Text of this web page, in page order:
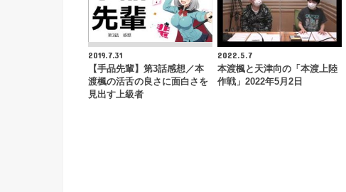
2019.7.31
【手品先輩】第3話感想／本
渡楓の活舌の良さに面白さを
見出す上級者
2022.5.7
本渡楓と天津向の「本渡上陸
作戦」2022年5月2日